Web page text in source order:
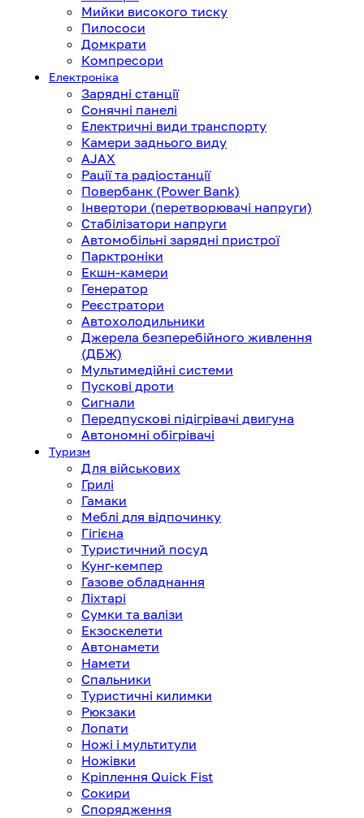
Мийки високого тиску
Пилососи
Домкрати
Компресори
Електроніка
Зарядні станції
Сонячні панелі
Електричні види транспорту
Камери заднього виду
AJAX
Рації та радіостанції
Повербанк (Power Bank)
Інвертори (перетворювачі напруги)
Стабілізатори напруги
Автомобільні зарядні пристрої
Парктроніки
Екшн-камери
Генератор
Реєстратори
Автохолодильники
Джерела безперебійного живлення
(ДБЖ)
Мультимедійні системи
Пускові дроти
Сигнали
Передпускові підігрівачі двигуна
Автономні обігрівачі
Туризм
Для військових
Грилі
Гамаки
Меблі для відпочинку
Гігієна
Туристичний посуд
Кунг-кемпер
Газове обладнання
Ліхтарі
Сумки та валізи
Екзоскелети
Автонамети
Намети
Спальники
Туристичні килимки
Рюкзаки
Лопати
Ножі і мультитули
Ножівки
Кріплення Quick Fist
Сокири
Спорядження